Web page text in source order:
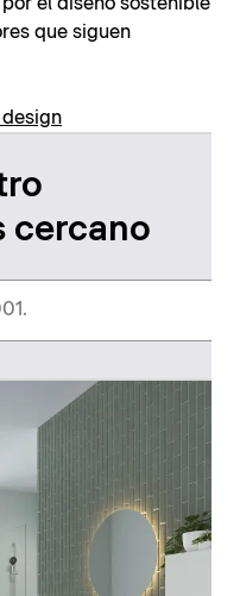
que siguen
cercano